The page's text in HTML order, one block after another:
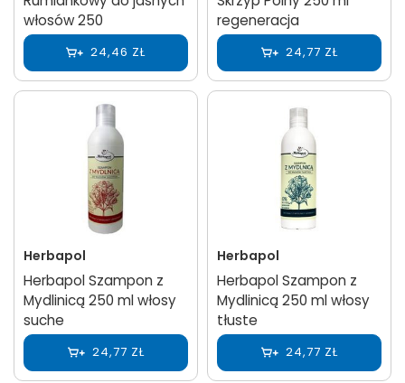
włosów 250
24,46 ZŁ
regeneracja
24,77 ZŁ
Herbapol
Herbapol Szampon z
Mydlinicą 250 ml włosy
suche
24,77 ZŁ
Herbapol
Herbapol Szampon z
Mydlinicą 250 ml włosy
tłuste
24,77 ZŁ